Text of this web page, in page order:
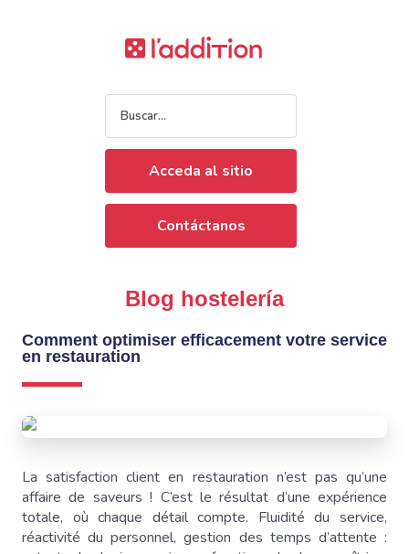
Acceda al sitio
Contáctanos
Blog hostelería
Comment optimiser efficacement votre service
en restauration
La satisfaction client en restauration n’est pas qu’une
affaire de saveurs ! C’est le résultat d’une expérience
totale, où chaque détail compte. Fluidité du service,
réactivité du personnel, gestion des temps d’attente :